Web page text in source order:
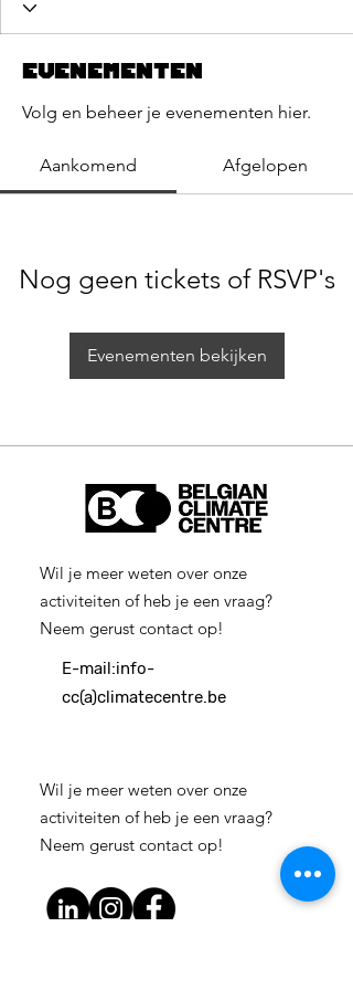
Evenementen
Volg en beheer je evenementen hier.
Aankomend Afgelopen
Nog geen tickets of RSVP's
Evenementen bekijken
Wil je meer weten over onze
activiteiten of heb je een vraag?
Neem gerust contact op!
E-mail:info-
cc(a)climatecentre.be
Wil je meer weten over onze
activiteiten of heb je een vraag?
Neem gerust contact op!